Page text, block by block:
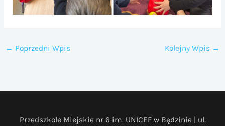
← Poprzedni Wpis Kolejny Wpis →
Przedszkole Miejskie nr 6 im. UNICEF w Będzinie | ul.